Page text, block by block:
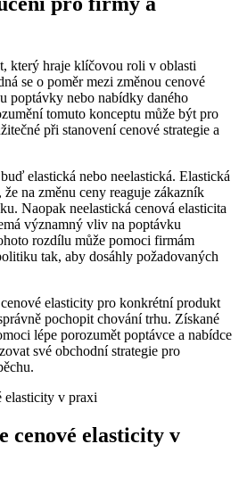
který hraje klíčovou roli v oblasti
se o poměr mezi změnou cenové
poptávky nebo nabídky daného
tomuto konceptu může být pro
při stanovení cenové strategie a
elastická nebo neelastická. Elastická
na změnu ceny reaguje zákazník
Naopak neelastická cenová elasticita
významný vliv na poptávku
rozdílu může pomoci firmám
tak, aby dosáhly požadovaných
elasticity pro konkrétní produkt
pochopit chování trhu. Získané
lépe porozumět poptávce a nabídce
své obchodní strategie pro
cenové elasticity v